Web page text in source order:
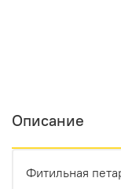
Описание
Фитильная